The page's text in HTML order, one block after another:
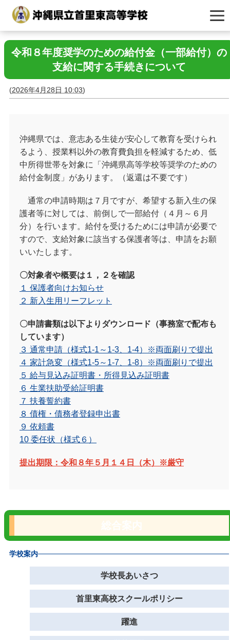
令和８年度奨学のための給付金（一部給付）の
支給に関する手続きについて
(2026年4月28日 10:03)
沖縄県では、意志ある生徒が安心して教育を受けられ
るよう、授業料以外の教育費負担を軽減するため、低
中所得世帯を対象に「沖縄県高等学校等奨学のための
給付金制度」があります。（返還は不要です）
通常の申請時期は７月ですが、希望する新入生の保
護者等に対しては、前倒しで一部給付（４月～６月
分）を行います。給付を受けるためには申請が必要で
すので、支給対象に該当する保護者等は、申請をお願
いいたします。
〇対象者や概要は１，２を確認
１ 保護者向けお知らせ
２ 新入生用リーフレット
〇申請書類は以下よりダウンロード（事務室で配布も
しています）
３ 通常申請（様式1-1～1-3、1-4）※両面刷りで提出
４ 家計急変（様式1-5～1-7、1-8）※両面刷りで提出
５ 給与見込み証明書・所得見込み証明書
６ 生業扶助受給証明書
７ 扶養誓約書
８ 債権・債務者登録申出書
９ 依頼書
10 委任状（様式６）
提出期限：令和８年５月１４日（木）※厳守
学校案内
学校長あいさつ
首里東高校スクールポリシー
躍進